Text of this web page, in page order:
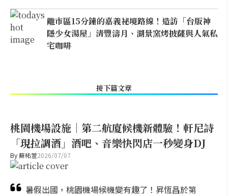
離市區15分鐘的嘉義祕境路線！造訪「台版神
隱少女湯屋」清豐濤月、湖景窯烤披薩與人氣私
宅咖啡
接下篇文章
桃園機場設施｜第二航廈候機新體驗！軒尼詩
「現拉調酒」酒吧、音樂快閃店一秒變身DJ
By蘇祐萱2026/07/07
暑假出國，桃園機場候機變有趣了！昇恆昌於第